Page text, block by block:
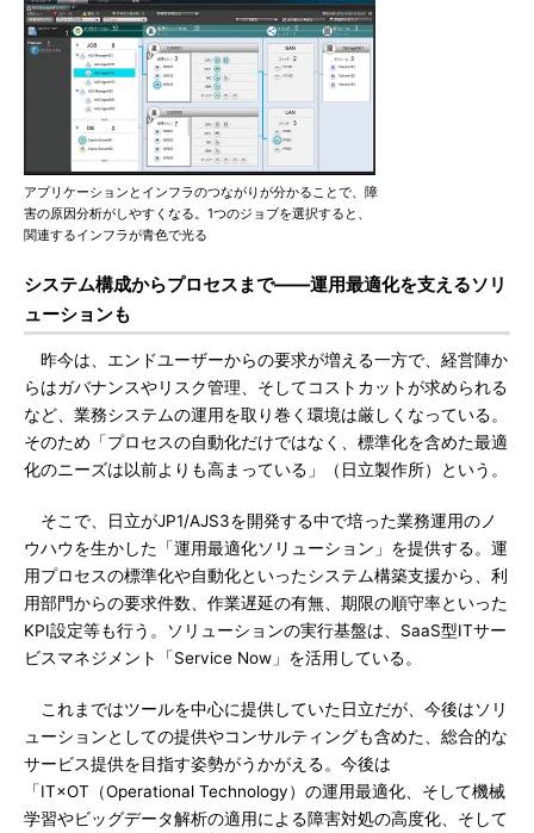
アプリケーションとインフラのつながりが分かることで、障
害の原因分析がしやすくなる。1つのジョブを選択すると、
関連するインフラが青色で光る
システム構成からプロセスまで――運用最適化を支えるソリ
ューションも
昨今は、エンドユーザーからの要求が増える一方で、経営陣か
らはガバナンスやリスク管理、そしてコストカットが求められる
など、業務システムの運用を取り巻く環境は厳しくなっている。
そのため「プロセスの自動化だけではなく、標準化を含めた最適
化のニーズは以前よりも高まっている」（日立製作所）という。
そこで、日立がJP1/AJS3を開発する中で培った業務運用のノ
ウハウを生かした「運用最適化ソリューション」を提供する。運
用プロセスの標準化や自動化といったシステム構築支援から、利
用部門からの要求件数、作業遅延の有無、期限の順守率といった
KPI設定等も行う。ソリューションの実行基盤は、SaaS型ITサー
ビスマネジメント「Service Now」を活用している。
これまではツールを中心に提供していた日立だが、今後はソリ
ューションとしての提供やコンサルティングも含めた、総合的な
サービス提供を目指す姿勢がうかがえる。今後は
「IT×OT（Operational Technology）の運用最適化、そして機械
学習やビッグデータ解析の適用による障害対処の高度化、そして